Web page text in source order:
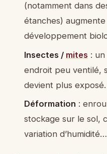
(notamment dans
étanches)
développement
Insectes / mites :
endroit peu ventilé,
devient plus exposé.
Déformation :
stockage sur le sol,
variation d’humidité…